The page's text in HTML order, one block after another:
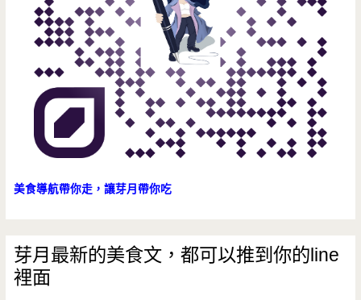
美食導航帶你走，讓芽月帶你吃
芽月最新的美食文，都可以推到你的line
裡面